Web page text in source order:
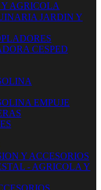
AGRICOLA
JARDIN Y
CESPED
EMPUJE
Y ACCESORIOS
- AGRICOLA Y